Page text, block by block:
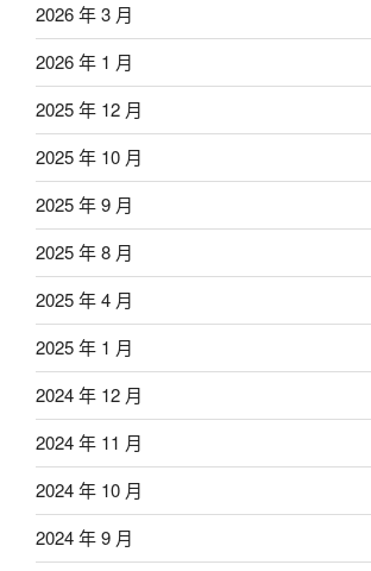
2026 年 3 月
2026 年 1 月
2025 年 12 月
2025 年 10 月
2025 年 9 月
2025 年 8 月
2025 年 4 月
2025 年 1 月
2024 年 12 月
2024 年 11 月
2024 年 10 月
2024 年 9 月